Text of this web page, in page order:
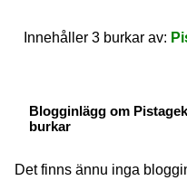
Innehåller 3 burkar av:
Blogginlägg om
burkar
Det finns ännu inga